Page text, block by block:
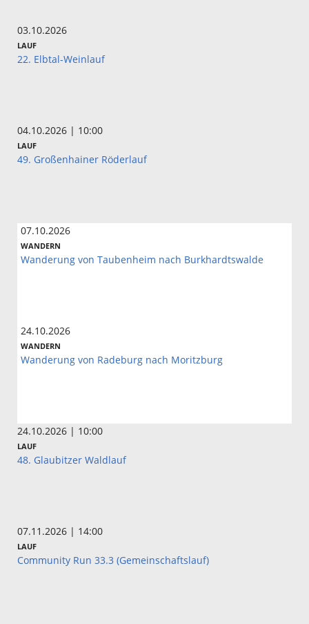
03.10.2026
LAUF
22. Elbtal-Weinlauf
04.10.2026 | 10:00
LAUF
49. Großenhainer Röderlauf
07.10.2026
WANDERN
Wanderung von Taubenheim nach Burkhardtswalde
24.10.2026
WANDERN
Wanderung von Radeburg nach Moritzburg
24.10.2026 | 10:00
LAUF
48. Glaubitzer Waldlauf
07.11.2026 | 14:00
LAUF
Community Run 33.3 (Gemeinschaftslauf)